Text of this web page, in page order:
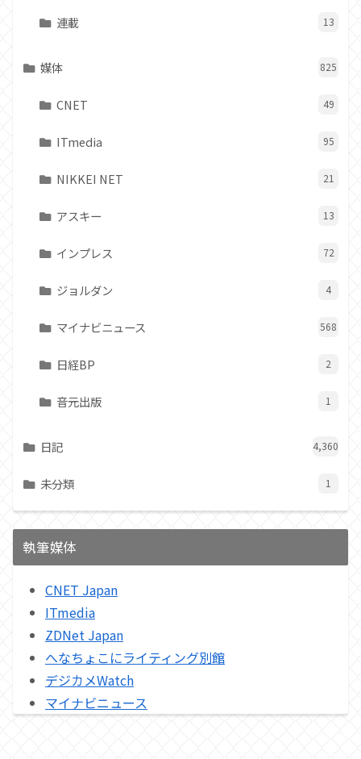
連載 13
媒体 825
CNET 49
ITmedia 95
NIKKEI NET 21
アスキー 13
インプレス 72
ジョルダン 4
マイナビニュース 568
日経BP 2
音元出版 1
日記 4,360
未分類 1
執筆媒体
CNET Japan
ITmedia
ZDNet Japan
へなちょこにライティング別館
デジカメWatch
マイナビニュース